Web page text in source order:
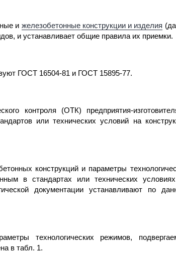
и железобетонные конструкции и изделия
и устанавливает общие правила их приемки.
ГОСТ 16504-81 и ГОСТ 15895-77.
контроля (ОТК) предприятия-
или технических условий на
конструкций и параметры
в стандартах или технических
документации устанавливают по
технологических режимов,
в табл. 1.